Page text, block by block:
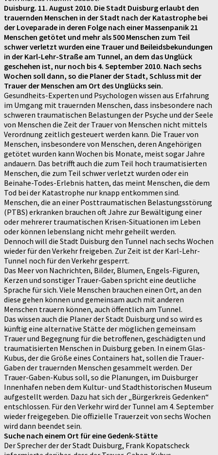
Duisburg. 11. August 2010. Die Stadt Duisburg erlaubt den
trauernden Menschen in der Stadt nach der Katastrophe bei
der Loveparade in deren Folge nach einer Massenpanik 21
Menschen getötet und mehr als 500 Menschen zum Teil
schwer verletzt wurden eine Trauer und Beileidsbekundungen
in der Karl-Lehr-Straße am Tunnel, an dem das Unglück
geschehen ist, nur noch bis 4. September 2010. Nach sechs
Wochen soll dann, so die Planer der Stadt, Schluss mit der
Trauer der Menschen am Ort des Unglücks sein.
Gesundheits-Experten und Psychologen wissen aus Erfahrung
im Umgang mit trauernden Menschen, dass insbesondere nach
schweren traumatischen Belastungen der Psyche und der Seele
von Menschen die Zeit der Trauer von Menschen nicht mittels
Verordnung zeitlich gesteuert werden kann. Die Trauer von
Menschen, insbesondere von Menschen, deren Angehörigen
getötet wurden kann Wochen bis Monate, meist sogar Jahre
andauern. Das betrifft auch die zum Teil hoch traumatisierten
Menschen, die zum Teil schwer verletzt wurden oder ein
Beinahe-Todes-Erlebnis hatten, das meint Menschen, die dem
Tod bei der Katastrophe nur knapp entkommen sind.
Menschen, die an einer Posttraumatischen Belastungsstörung
(PTBS) erkranken brauchen oft Jahre zur Bewältigung einer
oder mehrerer traumatischen Krisen-Situationen im Leben
oder können lebenslang nicht mehr geheilt werden.
Dennoch will die Stadt Duisburg den Tunnel nach sechs Wochen
wieder für den Verkehr freigeben. Zur Zeit ist der Karl-Lehr-
Tunnel noch für den Verkehr gesperrt.
Das Meer von Nachrichten, Bilder, Blumen, Engels-Figuren,
Kerzen und sonstiger Trauer-Gaben spricht eine deutliche
Sprache für sich. Viele Menschen brauchen einen Ort, an den
diese gehen können und gemeinsam auch mit anderen
Menschen trauern können, auch öffentlich am Tunnel.
Das wissen auch die Planer der Stadt Duisburg und so wird es
künftig eine alternative Stätte der möglichen gemeinsam
Trauer und Begegnung für die betroffenen, geschädigten und
traumatisierten Menschen in Duisburg geben. In einem Glas-
Kubus, der die Größe eines Containers hat, sollen die Trauer-
Gaben der trauernden Menschen gesammelt werden. Der
Trauer-Gaben-Kubus soll, so die Planungen, im Duisburger
Innenhafen neben dem Kultur- und Stadthistorischen Museum
aufgestellt werden. Dazu hat sich der „Bürgerkreis Gedenken“
entschlossen. Für den Verkehr wird der Tunnel am 4. September
wieder freigegeben. Die offizielle Trauerzeit von sechs Wochen
wird dann beendet sein.
Suche nach einem Ort für eine Gedenk-Stätte
Der Sprecher der der Stadt Duisburg, Frank Kopatscheck